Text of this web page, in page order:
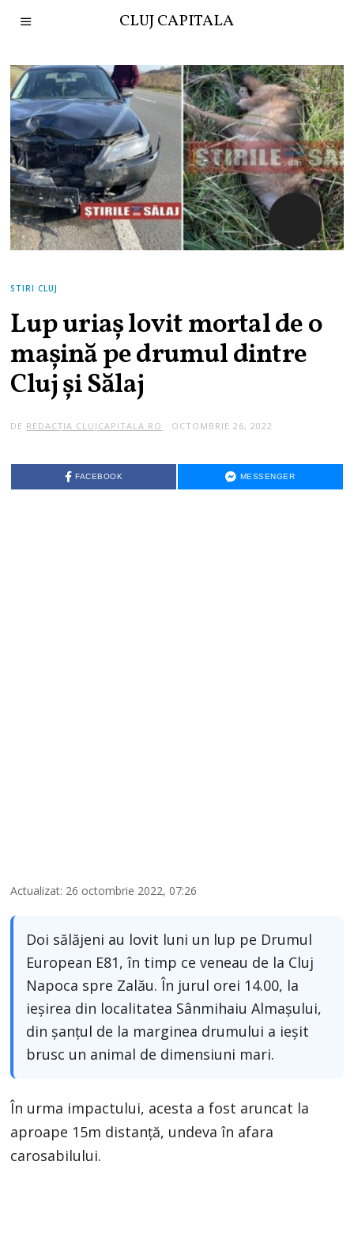
CLUJ CAPITALA
STIRI CLUJ
Lup uriaş lovit mortal de o
maşină pe drumul dintre
Cluj și Sălaj
DE REDACȚIA CLUJCAPITALA.RO OCTOMBRIE 26, 2022
FACEBOOK MESSENGER
Actualizat: 26 octombrie 2022, 07:26
Doi sălăjeni au lovit luni un lup pe Drumul
European E81, în timp ce veneau de la Cluj
Napoca spre Zalău. În jurul orei 14.00, la
ieşirea din localitatea Sânmihaiu Almaşului,
din şanţul de la marginea drumului a ieşit
brusc un animal de dimensiuni mari.
În urma impactului, acesta a fost aruncat la
aproape 15m distanţă, undeva în afara
carosabilului.